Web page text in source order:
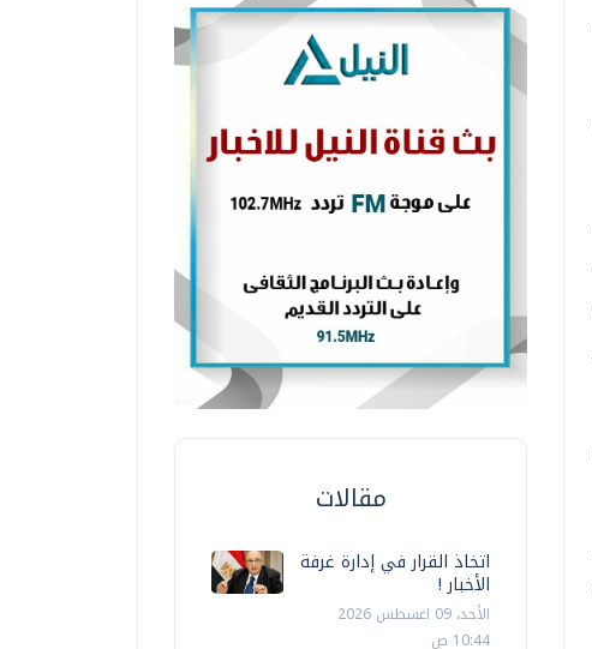
مقالات
اتخاذ القرار في إدارة غرفة
الأخبار !
الأحد، 09 اغسطس 2026
10:44 ص